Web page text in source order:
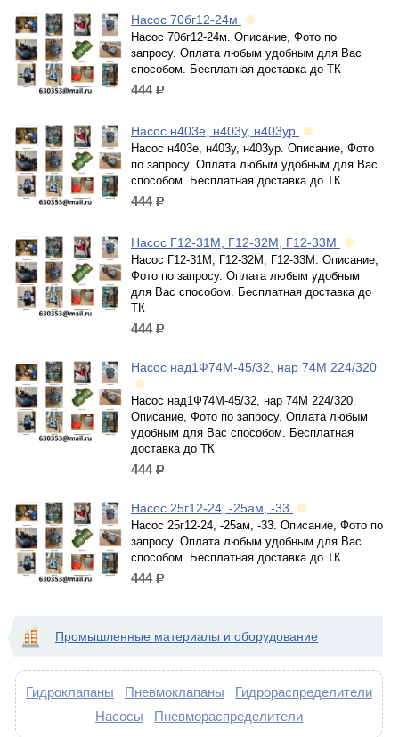
Насос 70бг12-24м
Насос 70бг12-24м. Описание, Фото по
запросу. Оплата любым удобным для Вас
способом. Бесплатная доставка до ТК
444р.
Насос н403е, н403у, н403ур
Насос н403е, н403у, н403ур. Описание, Фото
по запросу. Оплата любым удобным для Вас
способом. Бесплатная доставка до ТК
444р.
Насос Г12-31М, Г12-32М, Г12-33М
Насос Г12-31М, Г12-32М, Г12-33М. Описание,
Фото по запросу. Оплата любым удобным
для Вас способом. Бесплатная доставка до
ТК
444р.
Насос над1Ф74М-45/32, нар 74М 224/320
Насос над1Ф74М-45/32, нар 74М 224/320.
Описание, Фото по запросу. Оплата любым
удобным для Вас способом. Бесплатная
доставка до ТК
444р.
Насос 25г12-24, -25ам, -33
Насос 25г12-24, -25ам, -33. Описание, Фото по
запросу. Оплата любым удобным для Вас
способом. Бесплатная доставка до ТК
444р.
Промышленные материалы и оборудование
Гидроклапаны Пневмоклапаны
Гидрораспределители
Насосы
Пневмораспределители